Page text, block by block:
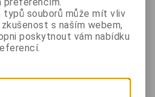
Porovnat
typů souborů může mít vliv
s naším webem,
poskytnout vám nabídku